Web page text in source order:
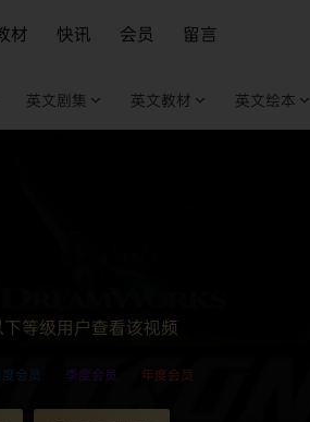
材 快讯 会员 留言
英文剧集 英文教材 英文绘本
下等级用户查看该视频
度会员 季度会员 年度会员